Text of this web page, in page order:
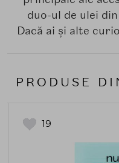
duo-ul de ulei
Dacă ai și alte
PRODUSE
19